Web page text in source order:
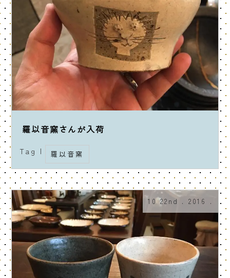
羅以音窯さんが入荷
Tag | 羅以音窯
10 22nd . 2016 .